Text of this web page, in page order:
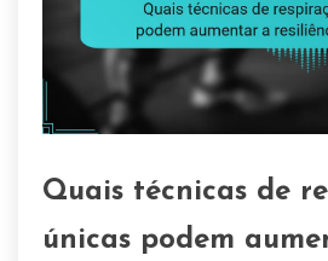
Quais técnicas de
únicas podem